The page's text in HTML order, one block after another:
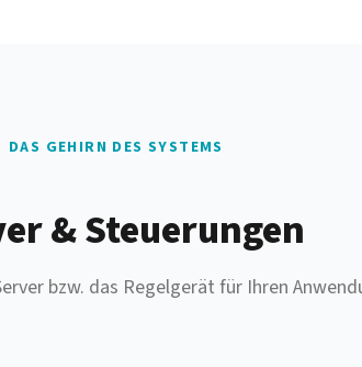
DAS GEHIRN DES SYSTEMS
& Steuerungen
bzw. das Regelgerät für Ihren